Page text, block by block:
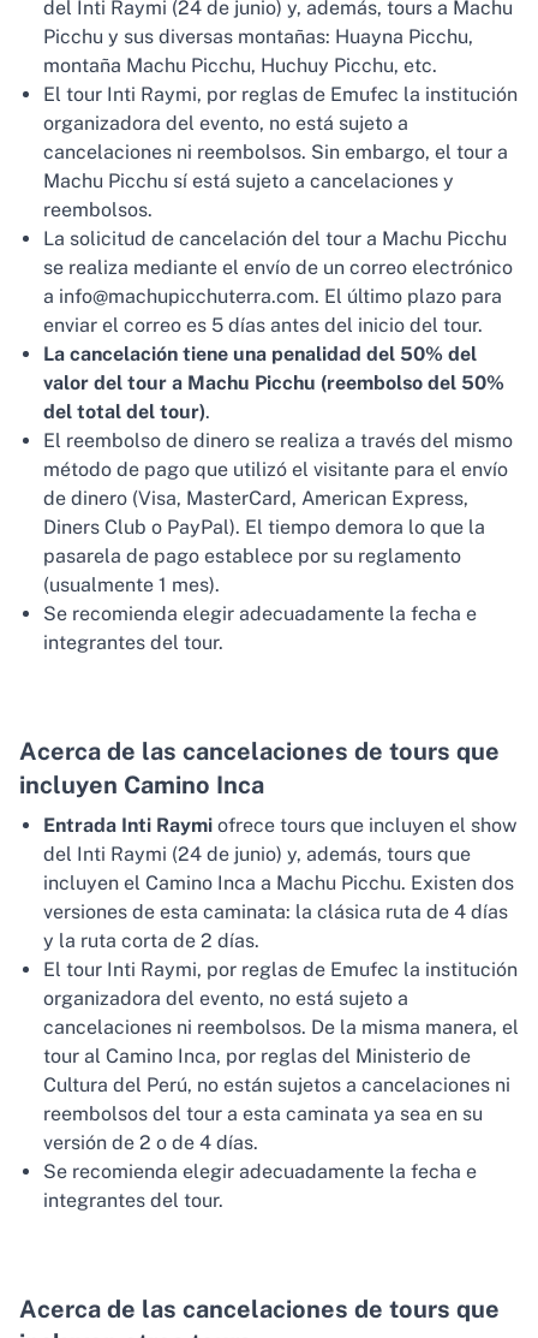
del Inti Raymi (24 de junio) y, además, tours a Machu
Picchu y sus diversas montañas: Huayna Picchu,
montaña Machu Picchu, Huchuy Picchu, etc.
El tour Inti Raymi, por reglas de Emufec la institución
organizadora del evento, no está sujeto a
cancelaciones ni reembolsos. Sin embargo, el tour a
Machu Picchu sí está sujeto a cancelaciones y
reembolsos.
La solicitud de cancelación del tour a Machu Picchu
se realiza mediante el envío de un correo electrónico
a info@machupicchuterra.com. El último plazo para
enviar el correo es 5 días antes del inicio del tour.
La cancelación tiene una penalidad del 50% del
valor del tour a Machu Picchu (reembolso del 50%
del total del tour).
El reembolso de dinero se realiza a través del mismo
método de pago que utilizó el visitante para el envío
de dinero (Visa, MasterCard, American Express,
Diners Club o PayPal). El tiempo demora lo que la
pasarela de pago establece por su reglamento
(usualmente 1 mes).
Se recomienda elegir adecuadamente la fecha e
integrantes del tour.
Acerca de las cancelaciones de tours que
incluyen Camino Inca
Entrada Inti Raymi ofrece tours que incluyen el show
del Inti Raymi (24 de junio) y, además, tours que
incluyen el Camino Inca a Machu Picchu. Existen dos
versiones de esta caminata: la clásica ruta de 4 días
y la ruta corta de 2 días.
El tour Inti Raymi, por reglas de Emufec la institución
organizadora del evento, no está sujeto a
cancelaciones ni reembolsos. De la misma manera, el
tour al Camino Inca, por reglas del Ministerio de
Cultura del Perú, no están sujetos a cancelaciones ni
reembolsos del tour a esta caminata ya sea en su
versión de 2 o de 4 días.
Se recomienda elegir adecuadamente la fecha e
integrantes del tour.
Acerca de las cancelaciones de tours que